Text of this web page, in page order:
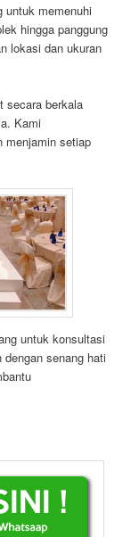
untuk memenuhi
hingga panggung
lokasi dan ukuran
secara berkala
Kami
menjamin setiap
untuk konsultasi
senang hati